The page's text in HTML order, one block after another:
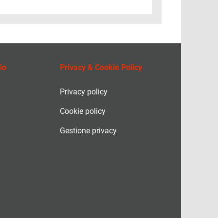
Privacy & Cookie Policy
Privacy policy
Cookie policy
Gestione privacy